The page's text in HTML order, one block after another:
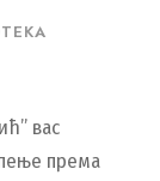
вас
према